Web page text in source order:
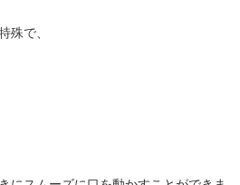
殊で、